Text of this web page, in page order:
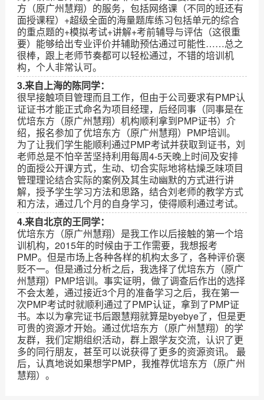
方（原广州慧翔）的服务，包括网络课（不同的班还有
面授课程）+超级全面的海量题库练习包括单元的综合
的重点题的+模拟考试+讲解+考前辅导与评估（这很重
要）能够给出专业评价并辅助预估通过可能性……总之
很棒，跟上老师节奏都可以轻松通过，不错的培训机
构，个人非常认可。
3.来自上海的陈同学：
很早接触项目管理而且工作，但由于公司要求有PMP认
证证书才能正式命名为项目经理，后经同事（同事是在
优培东方（原广州慧翔）机构顺利拿到PMP证书）介
绍，报名参加了优培东方（原广州慧翔）PMP培训。
为了让我们学生能顺利通过PMP考试并获取到证书，刘
老师总是不怕辛苦坚持利用每周4-5天晚上时间及安排
的面授公开课方式，生动、切合实际地将枯燥乏味项目
管理理论结合实际的案例及其生动幽默的方式进行讲
解，授予学生学习方法和思路，结合刘老师的教学方式
和方法，通过几个月的自身学习，使得顺利通过考试。
4.来自北京的王同学：
优培东方（原广州慧翔）是我工作以后接触的第一个培
训机构，2015年的时候由于工作需要，我想报考
PMP。但是市场上各种各样的机构太多了，各种评价褒
贬不一。但是通过分析之后，我选择了优培东方（原广
州慧翔）PMP培训。事实证明，做了调查后作出的选择
不会太差，通过接近3个月的准备学习之后，我在第一
次PMP考试时就顺利通过了PMP认证，拿到了PMP证
书。本以为拿完证书后跟慧翔就算是byebye了，但是更
可贵的资源才开始。通过优培东方（原广州慧翔）的学
友群，我们定期组织活动，群上跟学友交流，认识了更
多的同行朋友，甚至可以说获得了更多的资源资讯。 最
后，认真地说如果想学PMP，我推荐优培东方（原广州
慧翔）。